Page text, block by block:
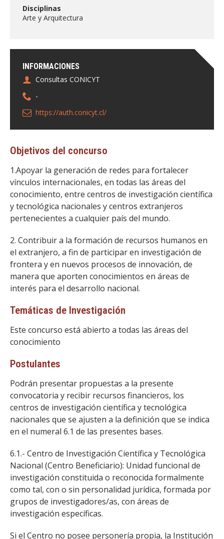
INFORMACIONES
Consultas CONICYT
-
https://auth.conicyt.cl/
Disciplinas
Arte y Arquitectura
Objetivos del concurso
1.Apoyar la generación de redes para fortalecer
vínculos internacionales, en todas las áreas del
conocimiento, entre centros de investigación científica
y tecnológica nacionales y centros extranjeros
pertenecientes a cualquier país del mundo.
2. Contribuir a la formación de recursos humanos en
el extranjero, a fin de participar en investigación de
frontera y en nuevos procesos de innovación, de
manera que aporten conocimientos en áreas de
interés para el desarrollo nacional.
Temáticas de Investigación
Este concurso está abierto a todas las áreas del
conocimiento
Postulantes
Podrán presentar propuestas a la presente
convocatoria y recibir recursos financieros, los
centros de investigación científica y tecnológica
nacionales que se ajusten a la definición que se indica
en el numeral 6.1 de las presentes bases.
6.1.- Centro de Investigación Científica y Tecnológica
Nacional (Centro Beneficiario): Unidad funcional de
investigación constituida o reconocida formalmente
como tal, con o sin personalidad jurídica, formada por
grupos de investigadores/as, con áreas de
investigación específicas.
Si el Centro no posee personería propia, la Institución